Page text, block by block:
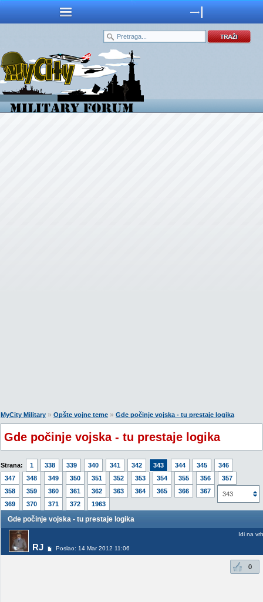
MyCity Military » Opšte vojne teme » Gde počinje vojska - tu prestaje logika
Gde počinje vojska - tu prestaje logika
Strana: 1 338 339 340 341 342 343 344 345
346
347
348 349 350 351 352 353 354 355 356
357
358
359 360 361 362 363 364 365 366 367
368
369
370 371 372 1963
343
Gde počinje vojska - tu prestaje logika
RJ Poslao: 14 Mar 2012 11:06
Idi na vrh
0